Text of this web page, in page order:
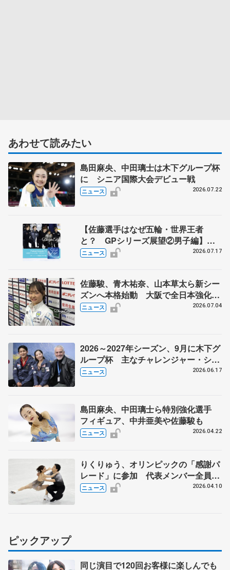
あわせて読みたい
島田麻央、中田璃士は木下グループ杯
に シニア国際大会デビュー戦
ニュース 2026.07.22
【佐藤選手はなぜ五輪・世界王者
と？ GPシリーズ展望②男子編】
ポッドキャスト#73を配信
ニュース 2026.07.17
佐藤駿、青木祐奈、山本草太ら新シー
ズンへ本格始動 大阪で全日本強化合
宿 シニアデビューの島田麻央らも
ニュース 2026.07.04
2026～2027年シーズン、9月に木下グ
ループ杯 主なチャレンジャー・シリ
ーズ（CS）日程
ニュース 2026.06.17
島田麻央、中田璃士ら特別強化選手
フィギュア、中井亜美や佐藤駿も
ニュース 2026.04.22
りくりゅう、オリンピックの「感謝パ
レード」に参加 代表メンバー全員
で、東京・日本橋で25日
ニュース 2026.04.10
ピックアップ
同じ演目で120回お客様に楽しんでも